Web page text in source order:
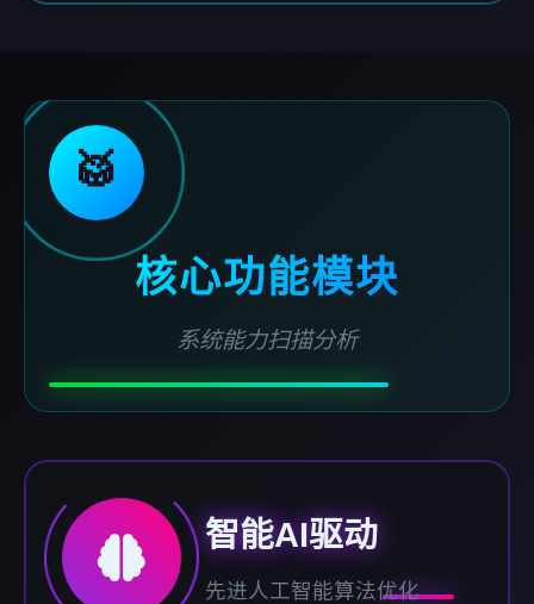
🥁
核心功能模块
系统能力扫描分析
智能AI驱动
先进人工智能算法优化